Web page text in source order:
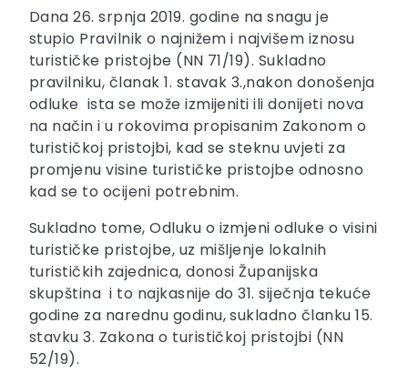
Dana 26. srpnja 2019. godine na snagu je
stupio Pravilnik o najnižem i najvišem iznosu
turističke pristojbe (NN 71/19). Sukladno
pravilniku, članak 1. stavak 3.,nakon donošenja
odluke ista se može izmijeniti ili donijeti nova
na način i u rokovima propisanim Zakonom o
turističkoj pristojbi, kad se steknu uvjeti za
promjenu visine turističke pristojbe odnosno
kad se to ocijeni potrebnim.
Sukladno tome, Odluku o izmjeni odluke o visini
turističke pristojbe, uz mišljenje lokalnih
turističkih zajednica, donosi Županijska
skupština i to najkasnije do 31. siječnja tekuće
godine za narednu godinu, sukladno članku 15.
stavku 3. Zakona o turističkoj pristojbi (NN
52/19).